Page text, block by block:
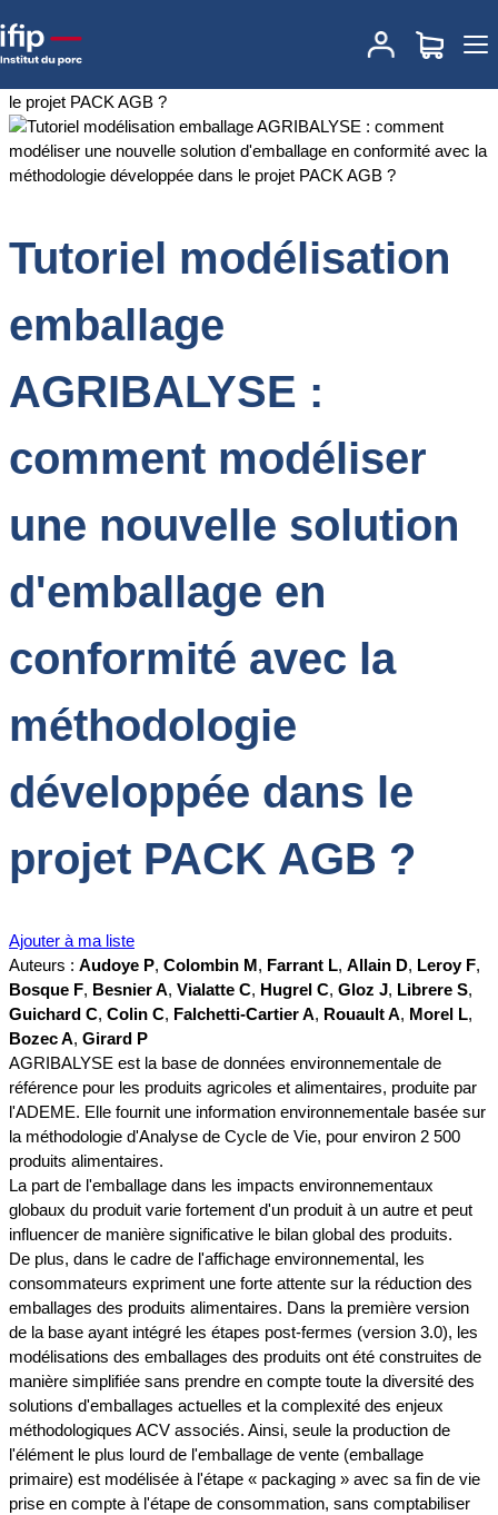
Accueil
Tutoriel modélisation emballage
AGRIBALYSE : comment modéliser une nouvelle solution
le projet PACK AGB ?
Tutoriel modélisation
emballage
AGRIBALYSE :
comment modéliser
une nouvelle solution
d'emballage en
conformité avec la
méthodologie
développée dans le
projet PACK AGB ?
Ajouter à ma liste
Auteurs : Audoye P, Colombin M, Farrant L, Allain D, Leroy F,
Bosque F, Besnier A, Vialatte C, Hugrel C, Gloz J, Librere S,
Guichard C, Colin C, Falchetti-Cartier A, Rouault A, Morel L,
Bozec A, Girard P
AGRIBALYSE est la base de données environnementale de
référence pour les produits agricoles et alimentaires, produite par
l'ADEME. Elle fournit une information environnementale basée sur
la méthodologie d'Analyse de Cycle de Vie, pour environ 2 500
produits alimentaires.
La part de l'emballage dans les impacts environnementaux
globaux du produit varie fortement d'un produit à un autre et peut
influencer de manière significative le bilan global des produits.
De plus, dans le cadre de l'affichage environnemental, les
consommateurs expriment une forte attente sur la réduction des
emballages des produits alimentaires. Dans la première version
de la base ayant intégré les étapes post-fermes (version 3.0), les
modélisations des emballages des produits ont été construites de
manière simplifiée sans prendre en compte toute la diversité des
solutions d'emballages actuelles et la complexité des enjeux
méthodologiques ACV associés. Ainsi, seule la production de
l'élément le plus lourd de l'emballage de vente (emballage
primaire) est modélisée à l'étape « packaging » avec sa fin de vie
prise en compte à l'étape de consommation, sans comptabiliser